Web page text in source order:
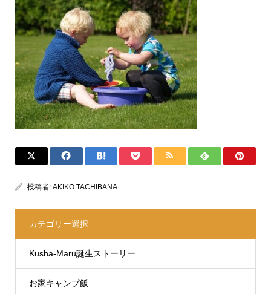
投稿者: AKIKO TACHIBANA
カテゴリー選択
Kusha-Maru誕生ストーリー
お家キャンプ飯